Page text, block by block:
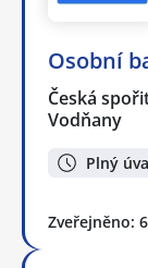
Osobní
Česká
Vodňany
Plný
Zveřejněno: